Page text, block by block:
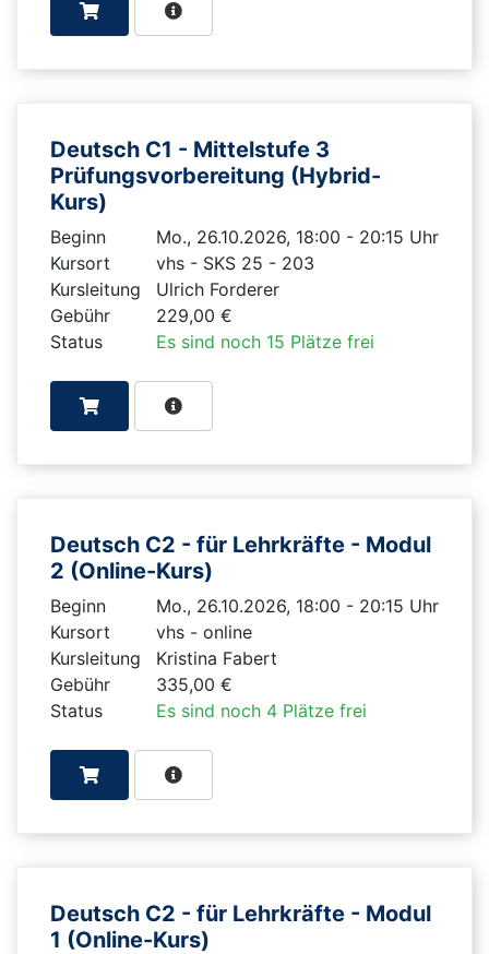
Deutsch C1 - Mittelstufe 3
Prüfungsvorbereitung (Hybrid-
Kurs)
Beginn
Mo., 26.10.2026, 18:00 - 20:15 Uhr
Kursort
vhs - SKS 25 - 203
Kursleitung
Ulrich Forderer
Gebühr
229,00 €
Status
Es sind noch 15 Plätze frei
Deutsch C2 - für Lehrkräfte - Modul
2 (Online-Kurs)
Beginn
Mo., 26.10.2026, 18:00 - 20:15 Uhr
Kursort
vhs - online
Kursleitung
Kristina Fabert
Gebühr
335,00 €
Status
Es sind noch 4 Plätze frei
Deutsch C2 - für Lehrkräfte - Modul
1 (Online-Kurs)